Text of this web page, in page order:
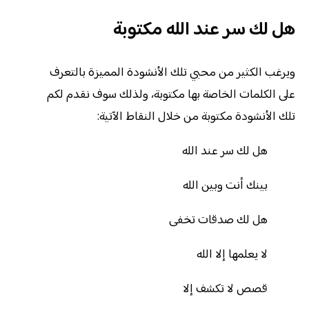
هل لك سر عند الله مكتوبة
ويرغب الكثير من محبي تلك الأنشودة المميزة بالتعرف
على الكلمات الخاصة بها مكتوبة، ولذلك سوف نقدم لكم
تلك الأنشودة مكتوبة من خلال النقاط الآتية:
هل لك سر عند الله
بينك أنت وبين الله
هل لك صدقات تخفى
لا يعلمها إلا الله
قصص لا تكشف إلا